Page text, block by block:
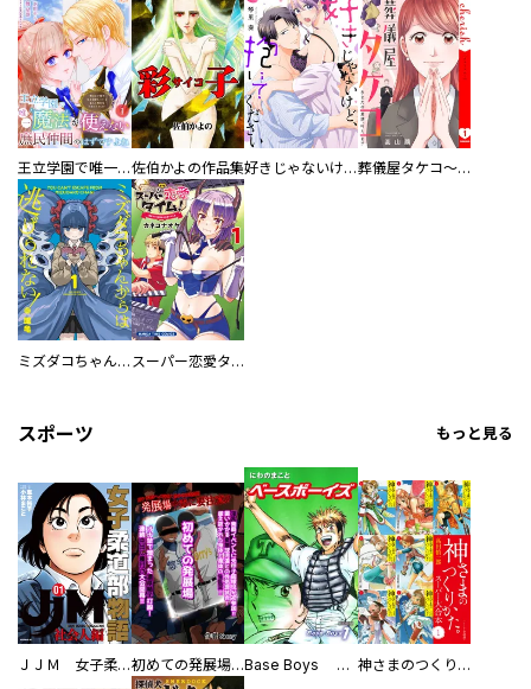
王立学園で唯一魔法が使えない庶民仲間のはずですよね～実は王子様で私を溺愛しているなんて告白はやめてください～佐伯かよの作品集 好きじゃないけど、抱いてください【電子単行本版／特典おまけ付き】 葬儀屋タケコ～あなたの最期、叶えます【電子単行本版】
ミズダコちゃんからは逃げられない！ スーパー恋愛タイム！～現場でドＳな彼女は自宅でデレる～
スポーツ もっと見る
ＪＪＭ 女子柔道部物語 社会人編 初めての発展場 【白抜き修正版】 Base Boys 新装版 神さまのつくりかた。スーパー大合本